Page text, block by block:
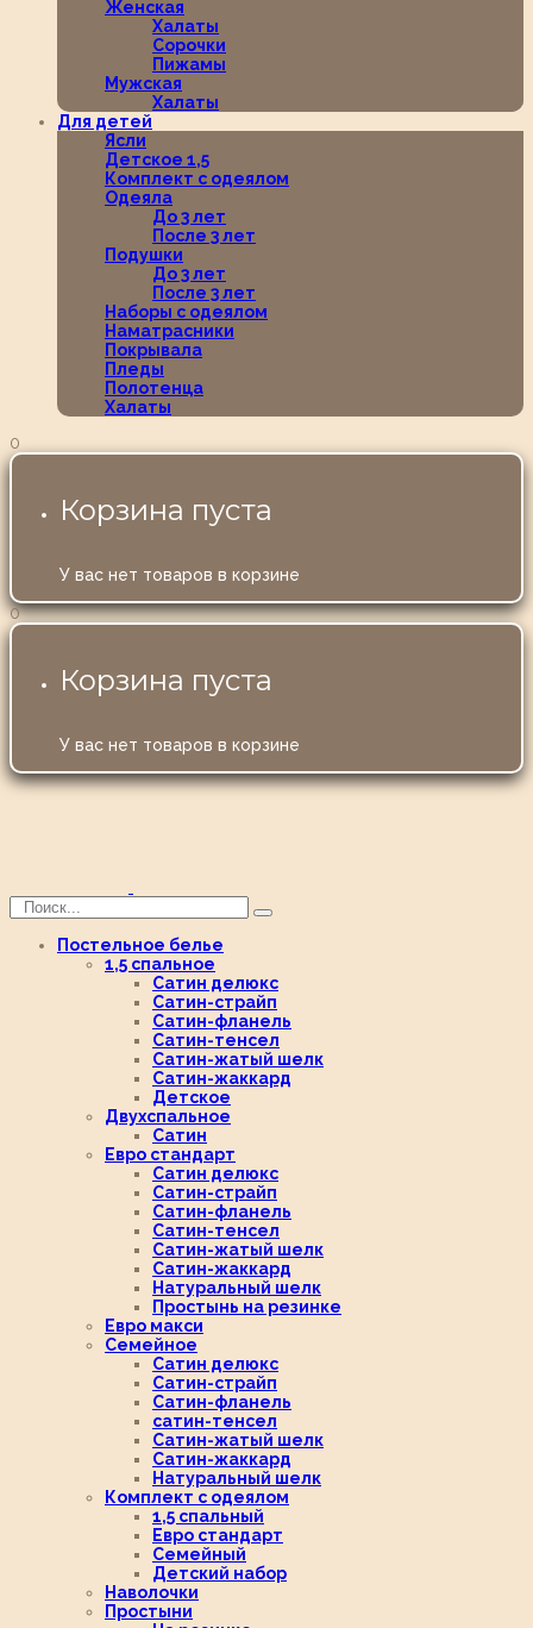
Женская
Халаты
Сорочки
Пижамы
Мужская
Халаты
Для детей
Ясли
Детское 1,5
Комплект с одеялом
Одеяла
До 3 лет
После 3 лет
Подушки
До 3 лет
После 3 лет
Наборы с одеялом
Наматрасники
Покрывала
Пледы
Полотенца
Халаты
0
Корзина пуста
У вас нет товаров в корзине
0
Корзина пуста
У вас нет товаров в корзине
Постельное белье
1,5 спальное
Сатин делюкс
Сатин-страйп
Сатин-фланель
Сатин-тенсел
Сатин-жатый шелк
Сатин-жаккард
Детское
Двухспальное
Сатин
Евро стандарт
Сатин делюкс
Сатин-страйп
Сатин-фланель
Сатин-тенсел
Сатин-жатый шелк
Сатин-жаккард
Натуральный шелк
Простынь на резинке
Евро макси
Семейное
Сатин делюкс
Сатин-страйп
Сатин-фланель
сатин-тенсел
Сатин-жатый шелк
Сатин-жаккард
Натуральный шелк
Комплект с одеялом
1,5 спальный
Евро стандарт
Семейный
Детский набор
Наволочки
Простыни